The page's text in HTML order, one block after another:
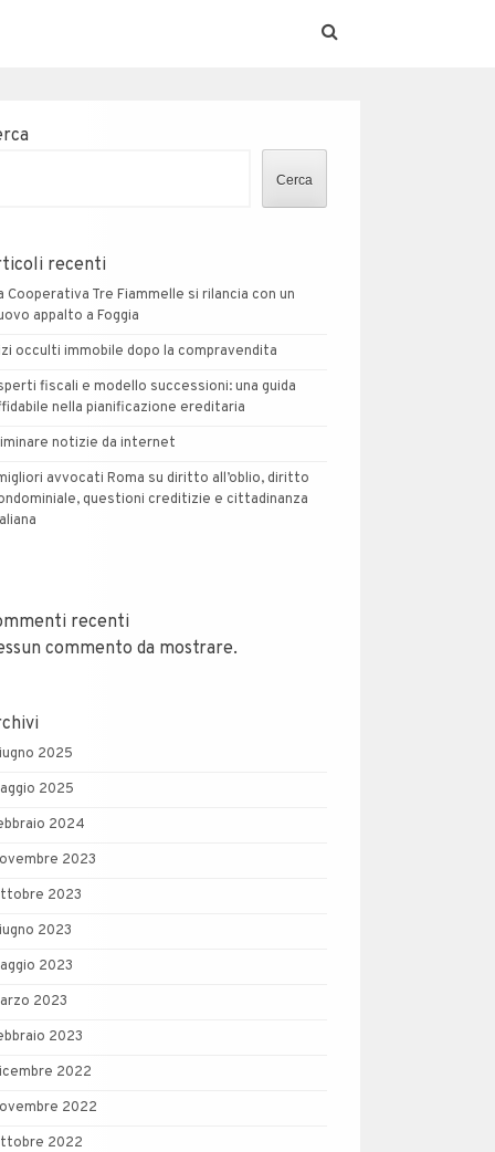
Cerca
recenti
Cooperativa Tre Fiammelle si rilancia con un
appalto a Foggia
occulti immobile dopo la compravendita
fiscali e modello successioni: una guida
nella pianificazione ereditaria
notizie da internet
avvocati Roma su diritto all’oblio, diritto
questioni creditizie e cittadinanza
recenti
commento da mostrare.
2025
2025
2024
2023
2023
2023
2023
2023
2023
2022
2022
2022